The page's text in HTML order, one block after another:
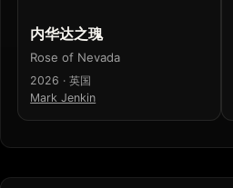
内华达之瑰
Rose of Nevada
2026 · 英国
Mark Jenkin